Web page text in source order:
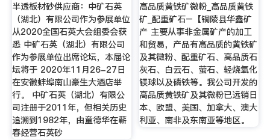
半透板材砂供应商：中矿石英
（湖北）有限公司作为参展单位
从2020全国石英大会组委会获
悉 中矿石英（湖北）有限公司
作为参展单位出席论坛，本届论
坛将于 2020年11月26-27日
在安徽蚌埠南山豪生大酒店举
行。 中矿石英（湖北）有限公
司注册于2011年，但相关历史
追溯到1982年，由童德华在蕲
春经营石英砂
高品质黄铁矿微粉_高品质黄铁
矿_配重矿石–【铜陵县华鑫矿
产 主要从事非金属矿产的加工
和贸易，产品有高品质的黄铁矿
及其微粉、配重矿石、高品质石
灰石、白云石、萤石、轻烧氧化
镁球以及磷铁等。我公司开发的
高品质黄铁矿及其微粉已远销日
本、欧盟、美国、加拿大、澳大
利亚、南非及东南亚等地区。